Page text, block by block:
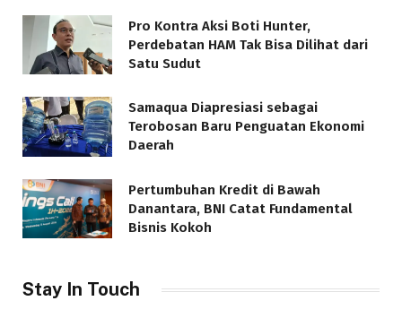
Pro Kontra Aksi Boti Hunter,
Perdebatan HAM Tak Bisa Dilihat dari
Satu Sudut
Samaqua Diapresiasi sebagai
Terobosan Baru Penguatan Ekonomi
Daerah
Pertumbuhan Kredit di Bawah
Danantara, BNI Catat Fundamental
Bisnis Kokoh
Stay In Touch